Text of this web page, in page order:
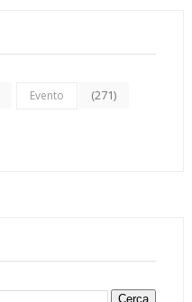
Evento (271)